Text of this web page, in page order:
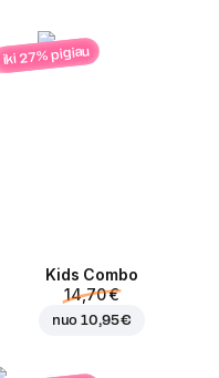
iki 27% pigiau
Kids Combo
14,70 €
nuo10,95 €